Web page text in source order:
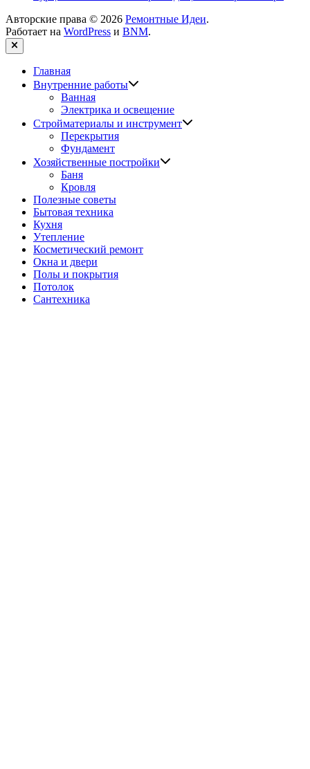
Авторские права © 2026 Ремонтные Идеи.
Работает на WordPress и BNM.
Закрыть
Главная
Внутренние работы
Ванная
Электрика и освещение
Стройматериалы и инструмент
Перекрытия
Фундамент
Хозяйственные постройки
Баня
Кровля
Полезные советы
Бытовая техника
Кухня
Утепление
Косметический ремонт
Окна и двери
Полы и покрытия
Потолок
Сантехника